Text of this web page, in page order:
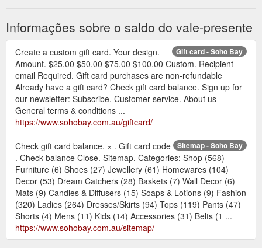
Informações sobre o saldo do vale-presente
Gift card - Soho Bay
Create a custom gift card. Your design.
Amount. $25.00 $50.00 $75.00 $100.00 Custom. Recipient
email Required. Gift card purchases are non-refundable
Already have a gift card? Check gift card balance. Sign up for
our newsletter: Subscribe. Customer service. About us
General terms & conditions ...
https://www.sohobay.com.au/giftcard/
Sitemap - Soho Bay
Check gift card balance. × . Gift card code
. Check balance Close. Sitemap. Categories: Shop (568)
Furniture (6) Shoes (27) Jewellery (61) Homewares (104)
Decor (53) Dream Catchers (28) Baskets (7) Wall Decor (6)
Mats (9) Candles & Diffusers (15) Soaps & Lotions (9) Fashion
(320) Ladies (264) Dresses/Skirts (94) Tops (119) Pants (47)
Shorts (4) Mens (11) Kids (14) Accessories (31) Belts (1 ...
https://www.sohobay.com.au/sitemap/